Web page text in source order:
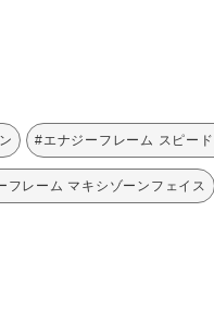
#エナジーフレーム スピー
フレーム マキシゾーンフェイス